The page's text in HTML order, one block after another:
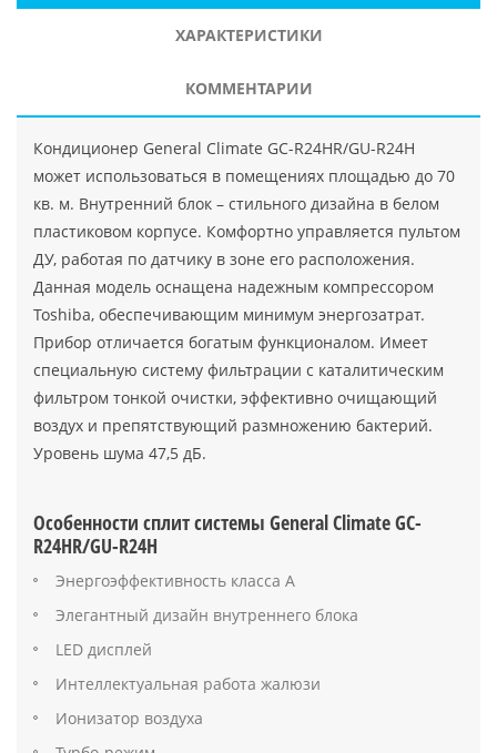
ХАРАКТЕРИСТИКИ
КОММЕНТАРИИ
Кондиционер General Climate GC-R24HR/GU-R24H
может использоваться в помещениях площадью до 70
кв. м. Внутренний блок – стильного дизайна в белом
пластиковом корпусе. Комфортно управляется пультом
ДУ, работая по датчику в зоне его расположения.
Данная модель оснащена надежным компрессором
Toshiba, обеспечивающим минимум энергозатрат.
Прибор отличается богатым функционалом. Имеет
специальную систему фильтрации с каталитическим
фильтром тонкой очистки, эффективно очищающий
воздух и препятствующий размножению бактерий.
Уровень шума 47,5 дБ.
Особенности сплит системы General Climate GC-
R24HR/GU-R24H
Энергоэффективность класса А
Элегантный дизайн внутреннего блока
LED дисплей
Интеллектуальная работа жалюзи
Ионизатор воздуха